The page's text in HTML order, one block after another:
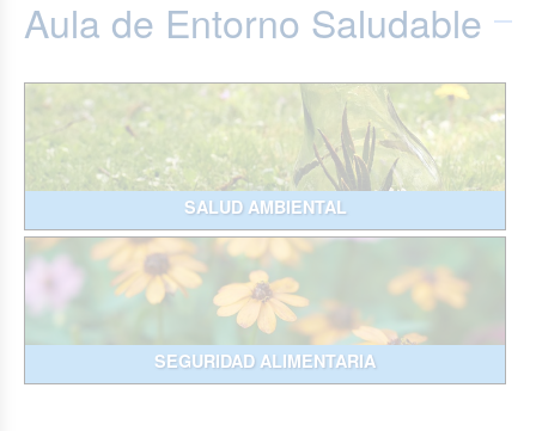
Aula de Entorno Saludable
SALUD AMBIENTAL
SEGURIDAD ALIMENTARIA